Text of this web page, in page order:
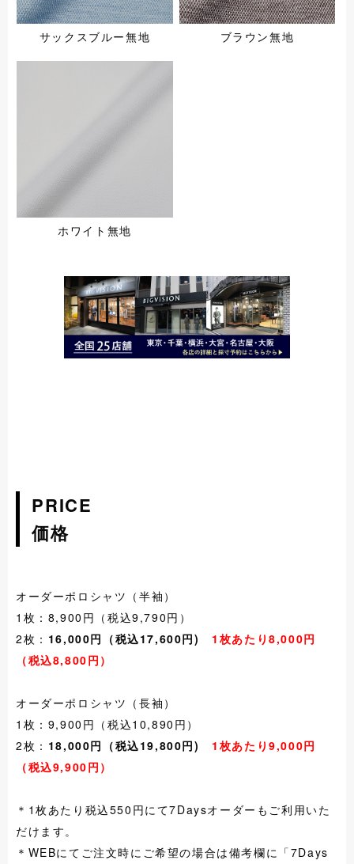
サックスブルー無地 ブラウン無地
ホワイト無地
PRICE
価格
オーダーポロシャツ（半袖）
1枚：8,900円（税込9,790円）
2枚： 16,000円（税込17,600円)
1枚あたり8,000円
（税込8,800円）
オーダーポロシャツ（長袖）
1枚：9,900円（税込10,890円）
2枚： 18,000円（税込19,800円)
1枚あたり9,000円
（税込9,900円）
＊1枚あたり税込550円にて7Daysオーダーもご利用いた
だけます。
＊WEBにてご注文時にご希望の場合は備考欄に「7Days